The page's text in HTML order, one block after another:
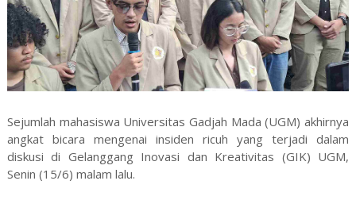
Sejumlah mahasiswa Universitas Gadjah Mada (UGM) akhirnya
angkat bicara mengenai insiden ricuh yang terjadi dalam
diskusi di Gelanggang Inovasi dan Kreativitas (GIK) UGM,
Senin (15/6) malam lalu.